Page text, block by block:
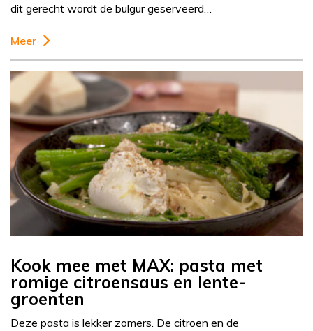
dit gerecht wordt de bulgur geserveerd…
Meer
Kook mee met MAX: pasta met
romige citroensaus en lente-
groenten
Deze pasta is lekker zomers. De citroen en de